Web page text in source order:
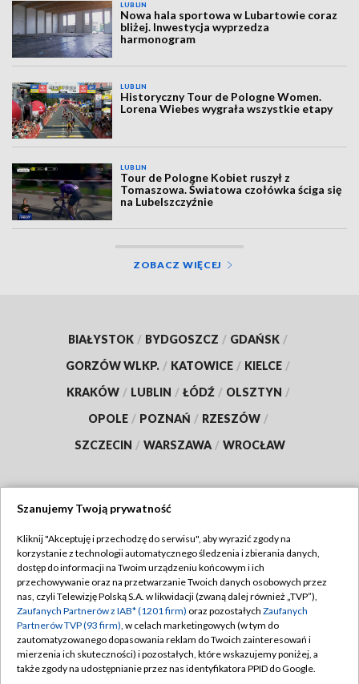
LUBLIN
Nowa hala sportowa w Lubartowie coraz
bliżej. Inwestycja wyprzedza
harmonogram
LUBLIN
Historyczny Tour de Pologne Women.
Lorena Wiebes wygrała wszystkie etapy
LUBLIN
Tour de Pologne Kobiet ruszył z
Tomaszowa. Światowa czołówka ściga się
na Lubelszczyźnie
ZOBACZ WIĘCEJ
BIAŁYSTOK / BYDGOSZCZ / GDAŃSK /
GORZÓW WLKP. / KATOWICE / KIELCE /
KRAKÓW / LUBLIN / ŁÓDŹ / OLSZTYN /
OPOLE / POZNAŃ / RZESZÓW /
SZCZECIN / WARSZAWA / WROCŁAW
TVP
Abonament TVP
Emisja w TVP
Centrum informacji TVP
Naziemna Telewizja Cyfrowa
Regulamin TVP
Polityka prywatności
Moje zgody
Pomoc
Szanujemy Twoją prywatność
Kliknij "Akceptuję i przechodzę do serwisu", aby wyrazić zgody na
korzystanie z technologii automatycznego śledzenia i zbierania danych,
dostęp do informacji na Twoim urządzeniu końcowym i ich
przechowywanie oraz na przetwarzanie Twoich danych osobowych przez
nas, czyli Telewizję Polską S.A. w likwidacji (zwaną dalej również „TVP”),
Zaufanych Partnerów z IAB* (1201 firm) oraz pozostałych Zaufanych
Partnerów TVP (93 firm), w celach marketingowych (w tym do
zautomatyzowanego dopasowania reklam do Twoich zainteresowań i
mierzenia ich skuteczności) i pozostałych, które wskazujemy poniżej, a
także zgody na udostępnianie przez nas identyfikatora PPID do Google.